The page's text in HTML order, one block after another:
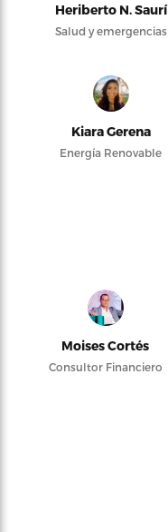
Heriberto N. Saurí
Salud y emergencias
Kiara Gerena
Energía Renovable
Moises Cortés
Consultor Financiero